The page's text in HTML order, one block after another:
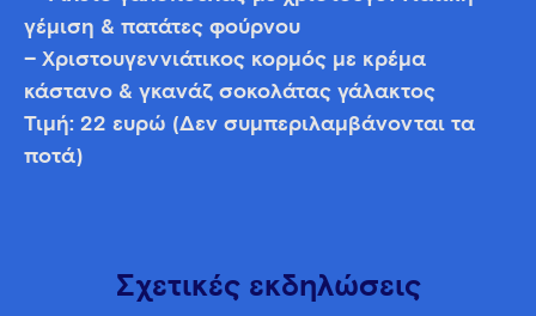
γέμιση & πατάτες φούρνου
– Χριστουγεννιάτικος κορμός με κρέμα
κάστανο & γκανάζ σοκολάτας γάλακτος
Τιμή: 22 ευρώ (Δεν συμπεριλαμβάνονται τα
ποτά)
Σχετικές εκδηλώσεις